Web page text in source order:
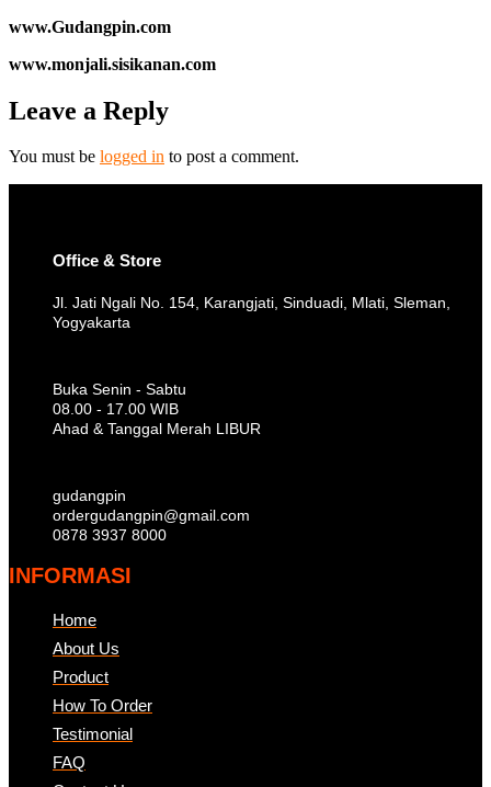
www.Gudangpin.com
www.monjali.sisikanan.com
Leave a Reply
You must be logged in to post a comment.
Office & Store
Jl. Jati Ngali No. 154, Karangjati, Sinduadi, Mlati, Sleman,
Yogyakarta
Buka Senin - Sabtu
08.00 - 17.00 WIB
Ahad & Tanggal Merah LIBUR
gudangpin
ordergudangpin@gmail.com
0878 3937 8000
INFORMASI
Home
About Us
Product
How To Order
Testimonial
FAQ